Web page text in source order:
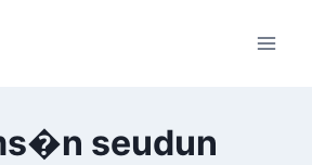
seudun